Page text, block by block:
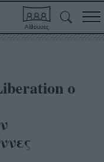
Αίθουσες
ο